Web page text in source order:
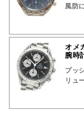
風防
オメ
腕時
プッ
リュ